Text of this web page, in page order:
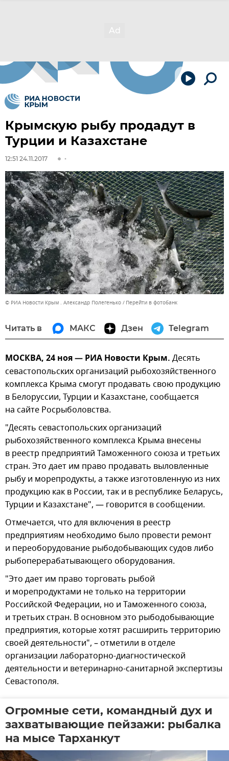
Крымскую рыбу продадут в
Турции и Казахстане
12:51 24.11.2017
© РИА Новости Крым . Александр Полегенько Перейти в фотобанк
Читать в МАКС Дзен Telegram
МОСКВА, 24 ноя — РИА Новости Крым. Десять
севастопольских организаций рыбохозяйственного
комплекса Крыма смогут продавать свою продукцию
в Белоруссии, Турции и Казахстане, сообщается
на сайте Росрыболовства.
"Десять севастопольских организаций
рыбохозяйственного комплекса Крыма внесены
в реестр предприятий Таможенного союза и третьих
стран. Это дает им право продавать выловленные
рыбу и морепродукты, а также изготовленную из них
продукцию как в России, так и в республике Беларусь,
Турции и Казахстане", — говорится в сообщении.
Отмечается, что для включения в реестр
предприятиям необходимо было провести ремонт
и переоборудование рыбодобывающих судов либо
рыбоперерабатывающего оборудования.
"Это дает им право торговать рыбой
и морепродуктами не только на территории
Российской Федерации, но и Таможенного союза,
и третьих стран. В основном это рыбодобывающие
предприятия, которые хотят расширить территорию
своей деятельности", – отметили в отделе
организации лабораторно-диагностической
деятельности и ветеринарно-санитарной экспертизы
Севастополя.
Огромные сети, командный дух и
захватывающие пейзажи: рыбалка
на мысе Тарханкут